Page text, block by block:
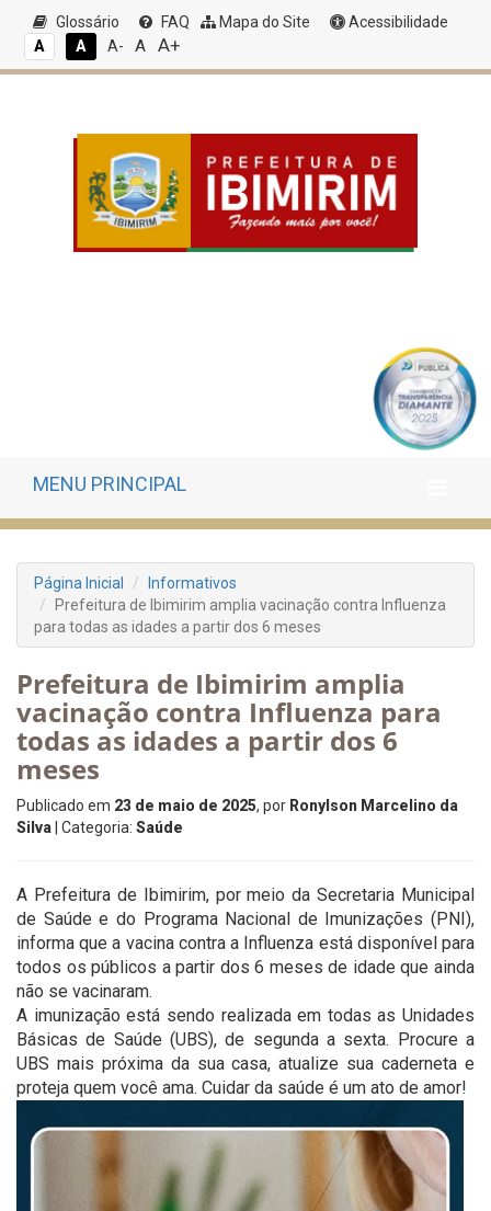
Glossário FAQ Mapa do Site
Acessibilidade
A
A A- A A+
MENU PRINCIPAL
Página Inicial
Informativos
Prefeitura de Ibimirim amplia vacinação contra Influenza
para todas as idades a partir dos 6 meses
Prefeitura de Ibimirim amplia
vacinação contra Influenza para
todas as idades a partir dos 6
meses
Publicado em 23 de maio de 2025, por Ronylson Marcelino da
Silva | Categoria: Saúde
A Prefeitura de Ibimirim, por meio da Secretaria Municipal
de Saúde e do Programa Nacional de Imunizações (PNI),
informa que a vacina contra a Influenza está disponível para
todos os públicos a partir dos 6 meses de idade que ainda
não se vacinaram.
A imunização está sendo realizada em todas as Unidades
Básicas de Saúde (UBS), de segunda a sexta. Procure a
UBS mais próxima da sua casa, atualize sua caderneta e
proteja quem você ama. Cuidar da saúde é um ato de amor!